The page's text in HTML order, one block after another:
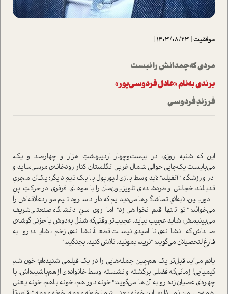
موفقیت|
1403/08/23
|
مردی که چمدانش را نبست
برندی به‌نام «عادل فردوسی‌پور»
فرزندِ فردوسی
این که شنبه‌ روزی، در بیست‌وچهار اردیبهشتِ هزار و چهارصد و یک،
می‌بایست یک‌جایی حوالی شمال غربی انگلستان، کنار رودخانه‌ی مرسی‌ساید و
در ورزشگاه "آنفیلد" لابد وسط بازی لیورپول با یک تیم‌ دیگر؛ یک‌آن‌، مجریِ
قدبلند، خجالتی و طردشده‌ی تلویزیون‌مان را با موهای فرفری در حرکتِ پنِ
دوربین، لابه‌لایِ تماشاگرها می‌دیدیم که دارد سرود تیم موردعلاقه‌اش را
می‌خوانَد: " تو تنها قدم نخواهی زد" اما روی سنِ دانشگاه صنعتی‌شریف
می‌بینیمش، شاید عجیب بیاید. عجیب‌تر وقتی‌که شنل به‌دوش با حزنی گوشه‌ی
صداش که نشانه‌ی نا‌امیدی نیست قطعاً، نشانه‌ی زخم، شاید؛ رو به
فارغ‌التحصیلان می‌گوید: "نرید، بمونید. تلاش‌ کنید. بجنگید."
یادم می‌آید قبل‌تر یک هم‌چین جمله‌هایی را در یک فیلمی شنیده‌ام؛ خون شدِ
کیمیایی! زمانی‌که فضلی برگشته و نشسته وسط خانواده‌ی ازهم‌پاشیده‌اش. با
چهره‌ای عصیان‌زده رو به آن‌ها می‌گوید:" خونه دور هم، خونه باهم، خونه یعنی